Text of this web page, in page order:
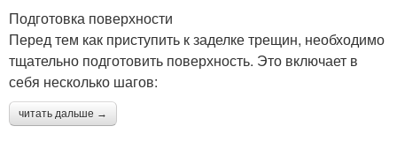
Подготовка поверхности
Перед тем как приступить к заделке трещин, необходимо
тщательно подготовить поверхность. Это включает в
себя несколько шагов:
читать дальше →